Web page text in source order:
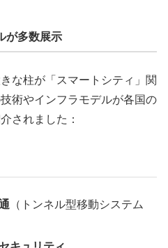
が多数展示
な柱が「スマートシティ」関
術やインフラモデルが各国の
されました：
（トンネル型移動システム